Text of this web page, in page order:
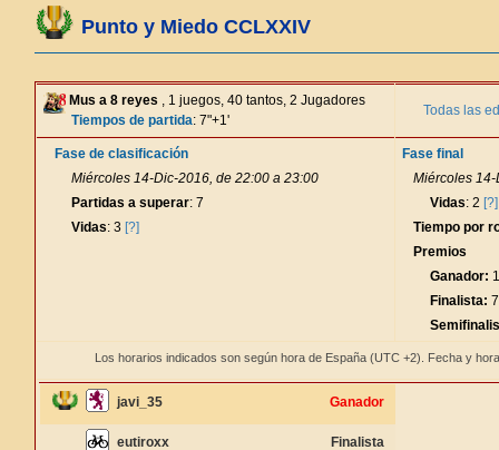
Punto y Miedo CCLXXIV
Mus a 8 reyes , 1 juegos, 40 tantos, 2 Jugadores
Tiempos de partida: 7"+1'
Todas las
Fase de clasificación
Miércoles 14-Dic-2016, de 22:00 a 23:00
Partidas a superar: 7
Vidas: 3 [?]
Fase final
Miércoles
Vidas: 2 [?]
Tiempo por
Premios
Ganador:
Finalista:
Los horarios indicados son según hora de España (UTC +2). Fecha y
javi_35 Ganador
eutiroxx Finalista